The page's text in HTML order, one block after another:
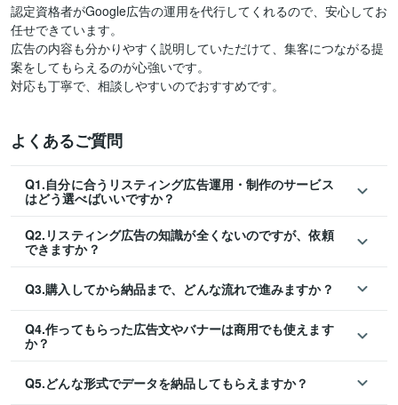
認定資格者がGoogle広告の運用を代行してくれるので、安心してお
任せできています。
広告の内容も分かりやすく説明していただけて、集客につながる提
案をしてもらえるのが心強いです。
対応も丁寧で、相談しやすいのでおすすめです。
よくあるご質問
Q1.自分に合うリスティング広告運用・制作のサービス
はどう選べばいいですか？
Q2.リスティング広告の知識が全くないのですが、依頼
できますか？
Q3.購入してから納品まで、どんな流れで進みますか？
Q4.作ってもらった広告文やバナーは商用でも使えます
か？
Q5.どんな形式でデータを納品してもらえますか？